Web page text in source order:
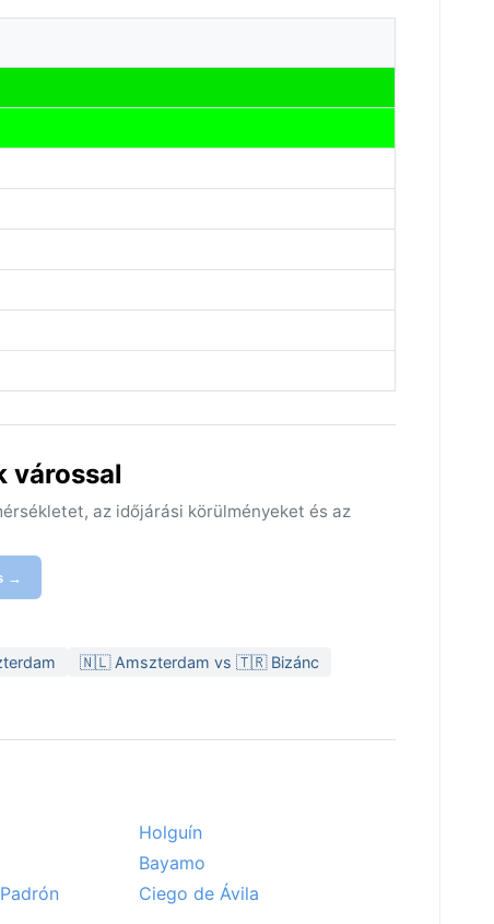
várossal
az időjárási körülményeket és az
→
🇳🇱 Amszterdam vs 🇹🇷 Bizánc
Holguín
Bayamo
Ciego de Ávila